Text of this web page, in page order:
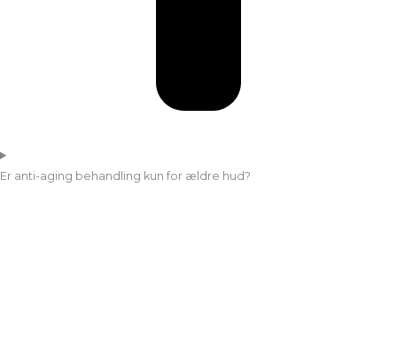
Er anti-aging behandling kun for ældre hud?